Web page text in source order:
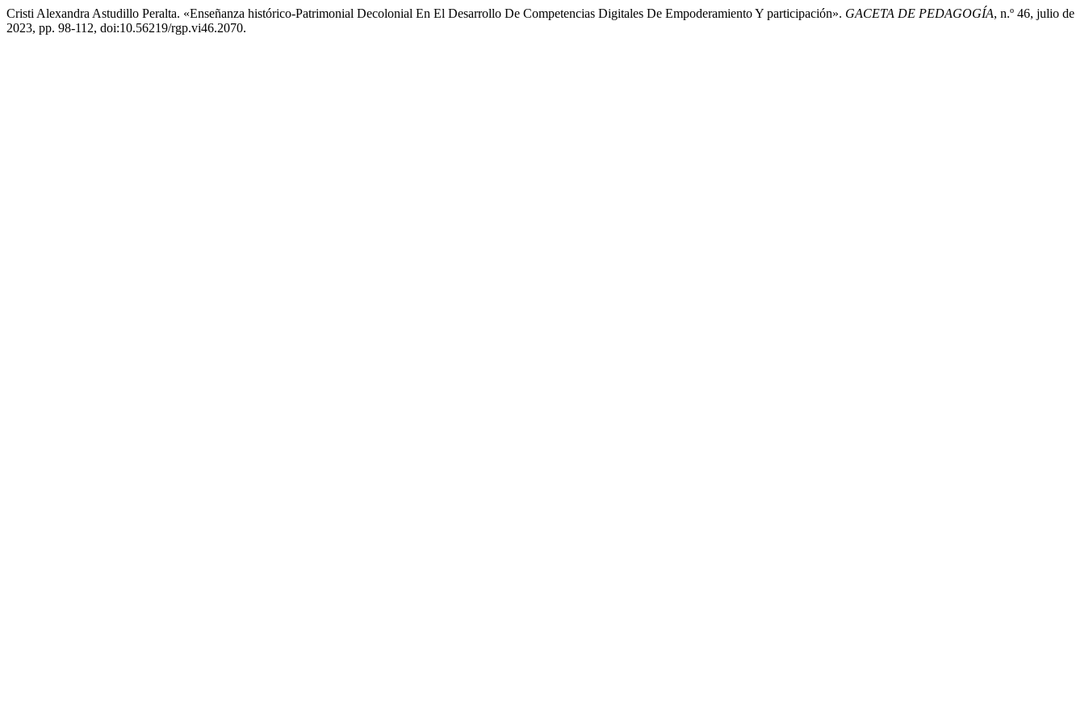
Cristi Alexandra Astudillo Peralta. «Enseñanza histórico-Patrimonial Decolonial En El Desarrollo De Competencias Digitales De Empoderamiento Y participación». GACETA DE PEDAGOGÍA, n.º 46, julio de
2023, pp. 98-112, doi:10.56219/rgp.vi46.2070.